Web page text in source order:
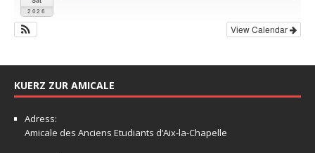
2026
View Calendar
KUERZ ZUR AMICALE
Adress:
Amicale des Anciens Etudiants d’Aix-la-Chapelle